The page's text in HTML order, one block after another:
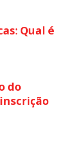
Qual é
do